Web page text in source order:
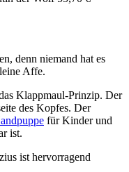
denn niemand hat es
Affe.
Klappmaul-Prinzip. Der
des Kopfes. Der
für Kinder und
ist.
ist hervorragend